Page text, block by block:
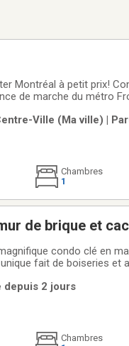
Montréal à petit prix!
de marche du métro
Ville (Ma ville) |
Chambres
1
depuis 2 jours
Chambres